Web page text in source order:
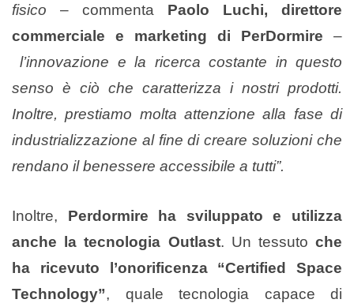
fisico – commenta Paolo Luchi, direttore
commerciale e marketing di PerDormire –
l’innovazione e la ricerca costante in questo
senso è ciò che caratterizza i nostri prodotti.
Inoltre, prestiamo molta attenzione alla fase di
industrializzazione al fine di creare soluzioni che
rendano il benessere accessibile a tutti”.
Inoltre, Perdormire ha sviluppato e utilizza
anche la tecnologia Outlast. Un tessuto che
ha ricevuto l’onorificenza “Certified Space
Technology”, quale tecnologia capace di